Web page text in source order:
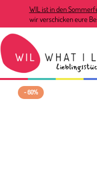
WIL ist in den
wir verschicken eure
- 60%